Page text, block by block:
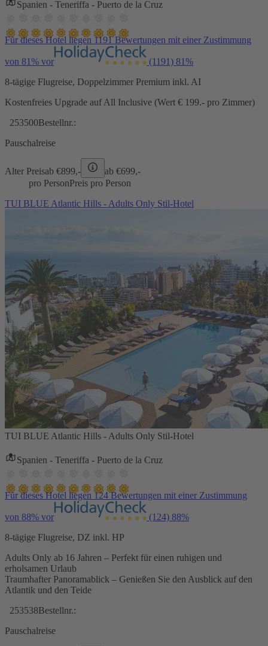
Spanien - Teneriffa - Puerto de la Cruz
Für dieses Hotel liegen 1191 Bewertungen mit einer Zustimmung
von 81% vor (1191) 81%
8-tägige Flugreise, Doppelzimmer Premium inkl. AI
Kostenfreies Upgrade auf All Inclusive (Wert € 199.- pro Zimmer)
253500Bestellnr.:
Pauschalreise
Alter Preisab €899,- ab €699,-
pro PersonPreis pro Person
TUI BLUE Atlantic Hills - Adults Only Stil-Hotel
TUI BLUE Atlantic Hills - Adults Only Stil-Hotel
Spanien - Teneriffa - Puerto de la Cruz
Für dieses Hotel liegen 124 Bewertungen mit einer Zustimmung
von 88% vor (124) 88%
8-tägige Flugreise, DZ inkl. HP
Adults Only ab 16 Jahren – Perfekt für einen ruhigen und
erholsamen Urlaub
Traumhafter Panoramablick – Genießen Sie den Ausblick auf den
Atlantik und den Teide
253538Bestellnr.:
Pauschalreise